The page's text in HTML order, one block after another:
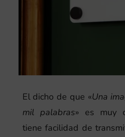
El dicho de que «Una
mil palabras» es muy
tiene facilidad de